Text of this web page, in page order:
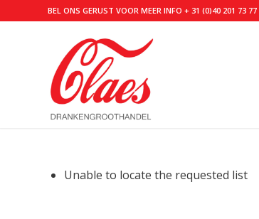
BEL ONS GERUST VOOR MEER INFO + 31 (0)40 201 73 77
Unable to locate the requested list